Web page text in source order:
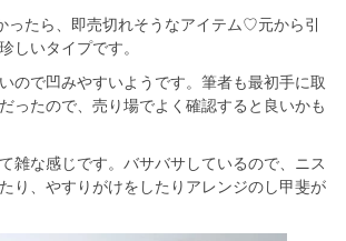
ったら、即売切れそうなアイテム♡元から引
しいタイプです。
ので凹みやすいようです。筆者も最初手に取
ったので、売り場でよく確認すると良いかも
雑な感じです。バサバサしているので、ニス
り、やすりがけをしたりアレンジのし甲斐が